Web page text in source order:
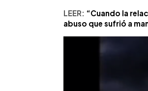
LEER: “Cuando la
abuso que sufrió a